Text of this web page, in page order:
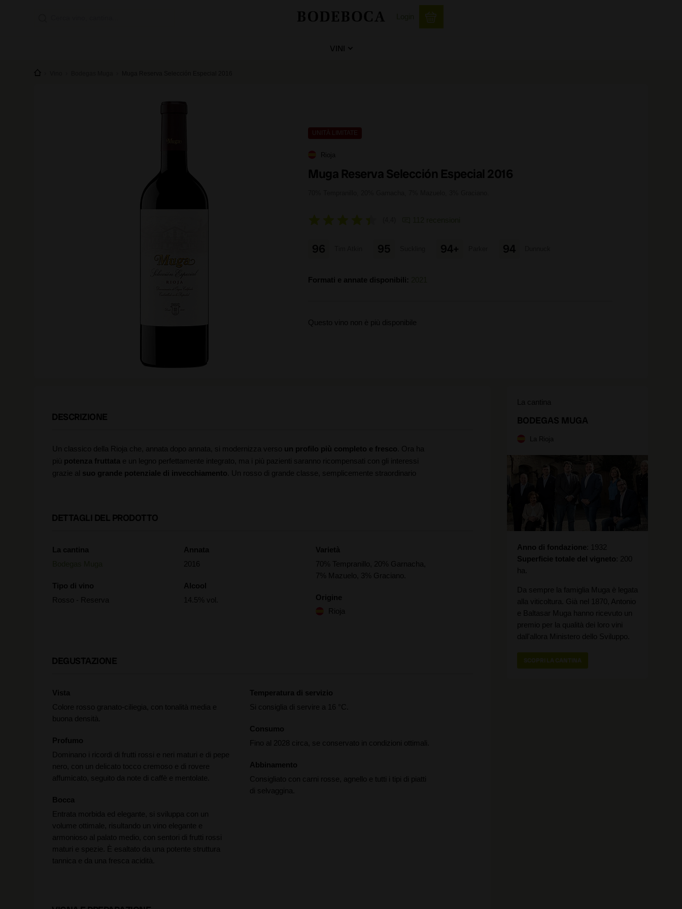
VINI
UNITÀ LIMITATE
Rioja
Muga Reserva Selección Especial 2016
96 95 94+ 94
Formati e annate disponibili:
Questo vino non è più disponibile
DESCRIZIONE
Un classico della Rioja che, annata dopo annata, si modernizza verso un profilo più completo e fresco . Ora ha
più potenza fruttata e un legno perfettamente integrato, ma i più pazienti saranno ricompensati con gli interessi
grazie al suo grande potenziale di invecchiamento . Un rosso di grande classe, semplicemente straordinario
DETTAGLI DEL PRODOTTO
La cantina
Tipo di vino
Rosso - Reserva
Annata
2016
Alcool
14.5% vol.
Varietà
70% Tempranillo, 20% Garnacha,
7% Mazuelo, 3% Graciano.
Origine
Rioja
DEGUSTAZIONE
Vista
Colore rosso granato-ciliegia, con tonalità media e
buona densità.
Profumo
Dominano i ricordi di frutti rossi e neri maturi e di pepe
nero, con un delicato tocco cremoso e di rovere
affumicato, seguito da note di caffè e mentolate.
Bocca
Entrata morbida ed elegante, si sviluppa con un
volume ottimale, risultando un vino elegante e
armonioso al palato medio, con sentori di frutti rossi
maturi e spezie. È esaltato da una potente struttura
tannica e da una fresca acidità.
Temperatura di servizio
Si consiglia di servire a 16 °C.
Consumo
Fino al 2028 circa, se conservato in condizioni ottimali.
Abbinamento
Consigliato con carni rosse, agnello e tutti i tipi di piatti
di selvaggina.
La cantina
BODEGAS MUGA
La Rioja
Anno di fondazione
1932
Superficie totale del vigneto
200
ha.
Da sempre la famiglia Muga è legata
alla viticoltura. Già nel 1870, Antonio
e Baltasar Muga hanno ricevuto un
premio per la qualità dei loro vini
dall'allora Ministero dello Sviluppo.
SCOPRI LA CANTINA